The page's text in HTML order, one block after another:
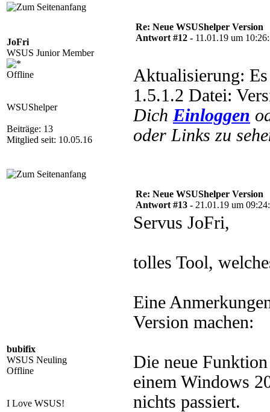
JoFri
WSUS Junior Member
Offline
WSUShelper
Beiträge: 13
Mitglied seit: 10.05.16
Re: Neue WSUShelper Version
Antwort #12 - 11.01.19 um
Aktualisierung:
1.5.1.2 Datei:
Dich Einloggen
oder Links zu
bubifix
WSUS Neuling
Offline
I Love WSUS!
Re: Neue WSUShelper Version
Antwort #13 - 21.01.19 um
Servus JoFri,
tolles Tool,
Eine
Version machen:
Die neue
einem Windows
nichts passiert.